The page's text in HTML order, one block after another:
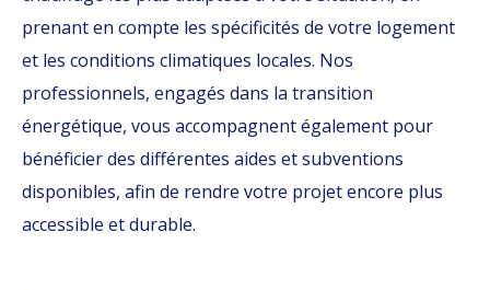
prenant en compte les spécificités de votre logement
et les conditions climatiques locales. Nos
professionnels, engagés dans la transition
énergétique, vous accompagnent également pour
bénéficier des différentes aides et subventions
disponibles, afin de rendre votre projet encore plus
accessible et durable.